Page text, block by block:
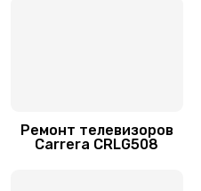
Ремонт телевизоров
Carrera CRLG508